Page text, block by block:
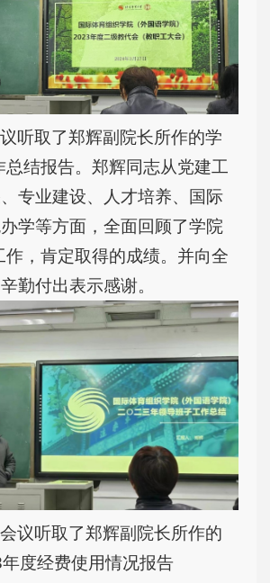
听取了郑辉副院长所作的学
总结报告。郑辉同志从党建工
专业建设、人才培养、国际
学等方面，全面回顾了学院
，肯定取得的成绩。并向全
勤付出表示感谢。
议听取了郑辉副院长所作的
度经费使用情况报告